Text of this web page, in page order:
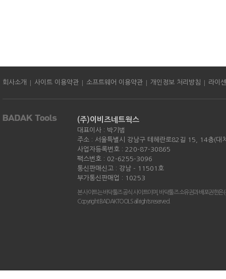
회사소개 | 사이트 이용약관 | 소프트웨어 이용약관 | 개인정보 처리방침 | 라이
(주)이비즈네트웍스
대표이사 : 박기범
주소 : 서울특별시 강남구 테헤란로82길 15, 14층(대
사업자등록번호 : 220-87-30865
팩스번호 : 02-6255-3096
통신판매신고 : 강남 - 11501호
부가통신판매업 : 10253
본 사이트는 바닥툴즈 공식 사이트이며, 바닥툴즈 소유권과 배포권한은
Copyright BADAKTOOLS all rights reserved.